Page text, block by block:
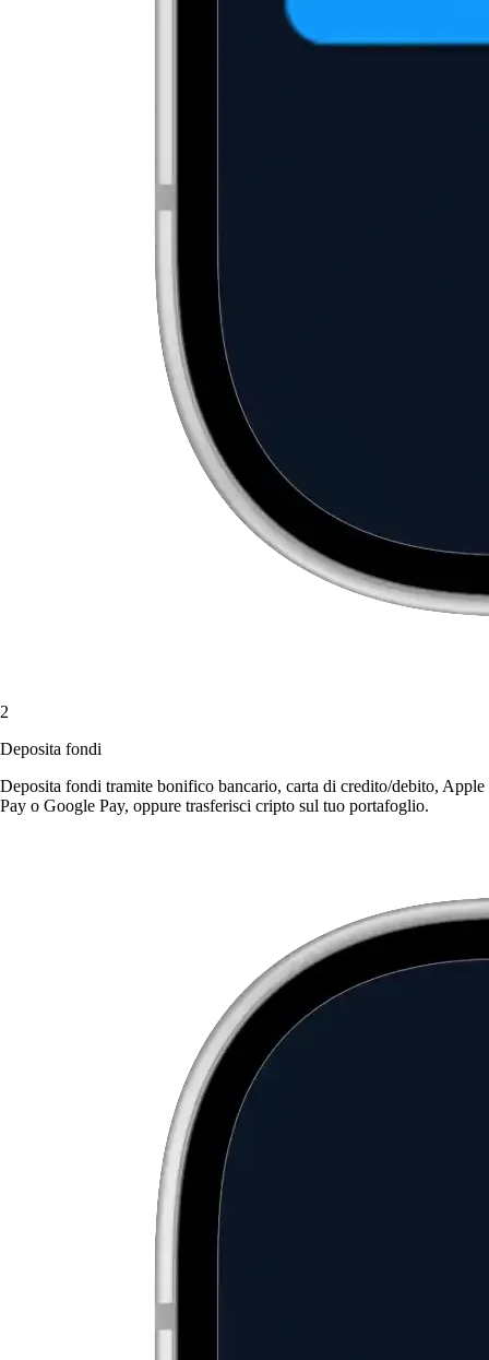
2
Deposita fondi
Deposita fondi tramite bonifico bancario, carta di credito/debito, Apple
Pay o Google Pay, oppure trasferisci cripto sul tuo portafoglio.